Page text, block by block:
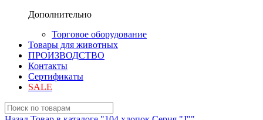
Дополнительно
Торговое оборудование
Товары для животных
ПРОИЗВОДСТВО
Контакты
Сертификаты
SALE